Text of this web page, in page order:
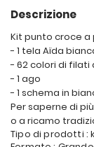
Descrizione
Kit punto croce
- 1 tela Aïda
- 62 colori di filati
- 1 ago
- 1 schema in
Per saperne di
o a ricamo
Tipo di prodotti :